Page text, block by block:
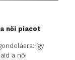
női piacot
így
a női